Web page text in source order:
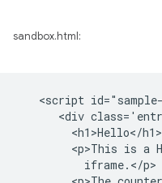
sandbox.html:
<script
<div
        <h1>Hello</h1>
<p>This is a
          iframe.</p>